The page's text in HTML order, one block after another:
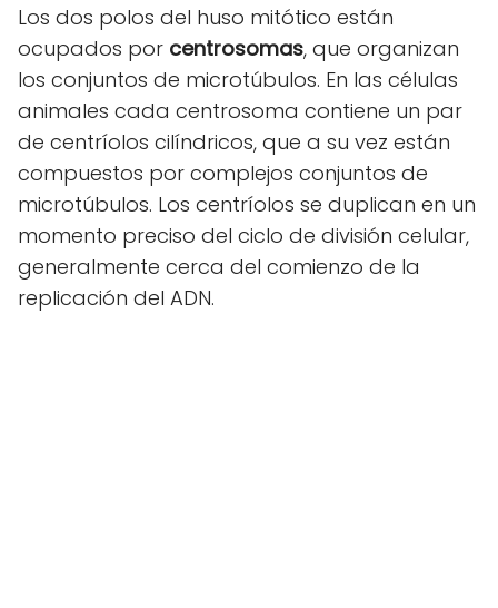
Los dos polos del huso mitótico están
ocupados por centrosomas, que organizan
los conjuntos de microtúbulos. En las células
animales cada centrosoma contiene un par
de centríolos cilíndricos, que a su vez están
compuestos por complejos conjuntos de
microtúbulos. Los centríolos se duplican en un
momento preciso del ciclo de división celular,
generalmente cerca del comienzo de la
replicación del ADN.